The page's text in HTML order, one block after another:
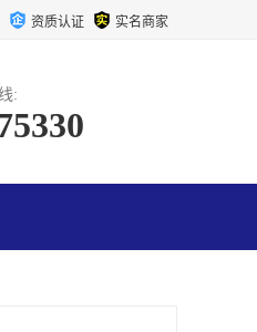
资质认证 实名商家
: